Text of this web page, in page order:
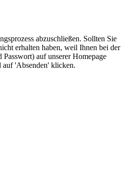
abzuschließen. Sollten Sie
erhalten haben, weil Ihnen bei der
auf unserer Homepage
auf 'Absenden' klicken.